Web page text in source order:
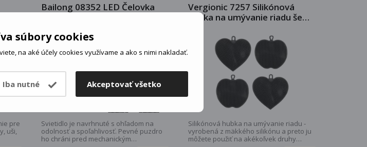
súbory cookies
na aké účely cookies využívame a ako s nimi nakladať.
Iba nutné Akceptovať všetko
pre
uši,
Bailong 08352 LED Čelovka
Svietidlo je navrhnuté s ohľadom na
odolnosť a spoľahlivosť. Pevné puzdro
ho chráni pred mechanickým
Vergionic 7257 Silikónová
hubka na umývanie riadu šedá
Silikónová hubka na umývanie riadu -
vyrobená z mäkkého silikónu a preto ju
môžete použiť na akékoľvek druhy